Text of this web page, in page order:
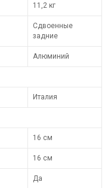
11,2 кг
Сдвоенные
задние
Алюминий
Италия
16 см
16 см
Да